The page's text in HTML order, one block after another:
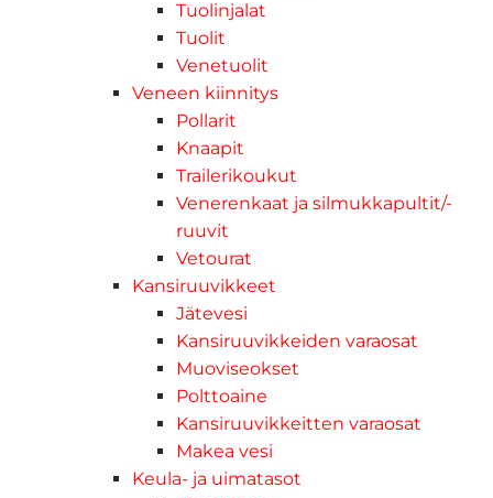
Tuolinjalat
Tuolit
Venetuolit
Veneen kiinnitys
Pollarit
Knaapit
Trailerikoukut
Venerenkaat ja silmukkapultit/-
ruuvit
Vetourat
Kansiruuvikkeet
Jätevesi
Kansiruuvikkeiden varaosat
Muoviseokset
Polttoaine
Kansiruuvikkeitten varaosat
Makea vesi
Keula- ja uimatasot